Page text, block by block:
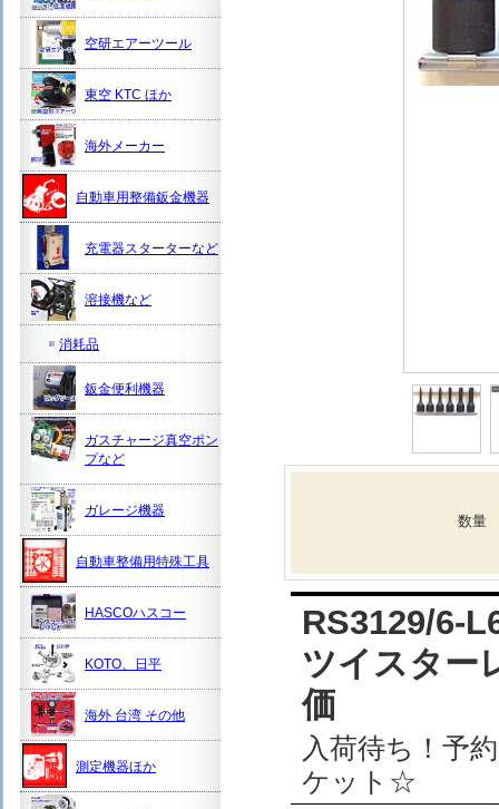
数量
RS3129/6-
ツイスター
価
入荷待ち！予
ケット☆
空研エアーツール
東空 KTC ほか
海外メーカー
自動車用整備鈑金機器
充電器スターターなど
溶接機など
消耗品
鈑金便利機器
ガスチャージ真空ポン
プなど
ガレージ機器
自動車整備用特殊工具
HASCOハスコー
KOTO、日平
海外 台湾 その他
測定機器ほか